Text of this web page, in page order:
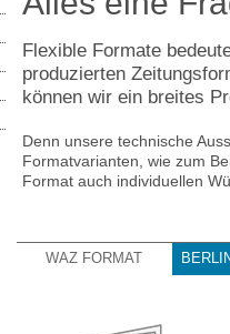
Flexible Formate
produzierten
können wir ein breites
Denn unsere technische
Formatvarianten, wie zum
Format auch individuellen
WAZ FORMAT